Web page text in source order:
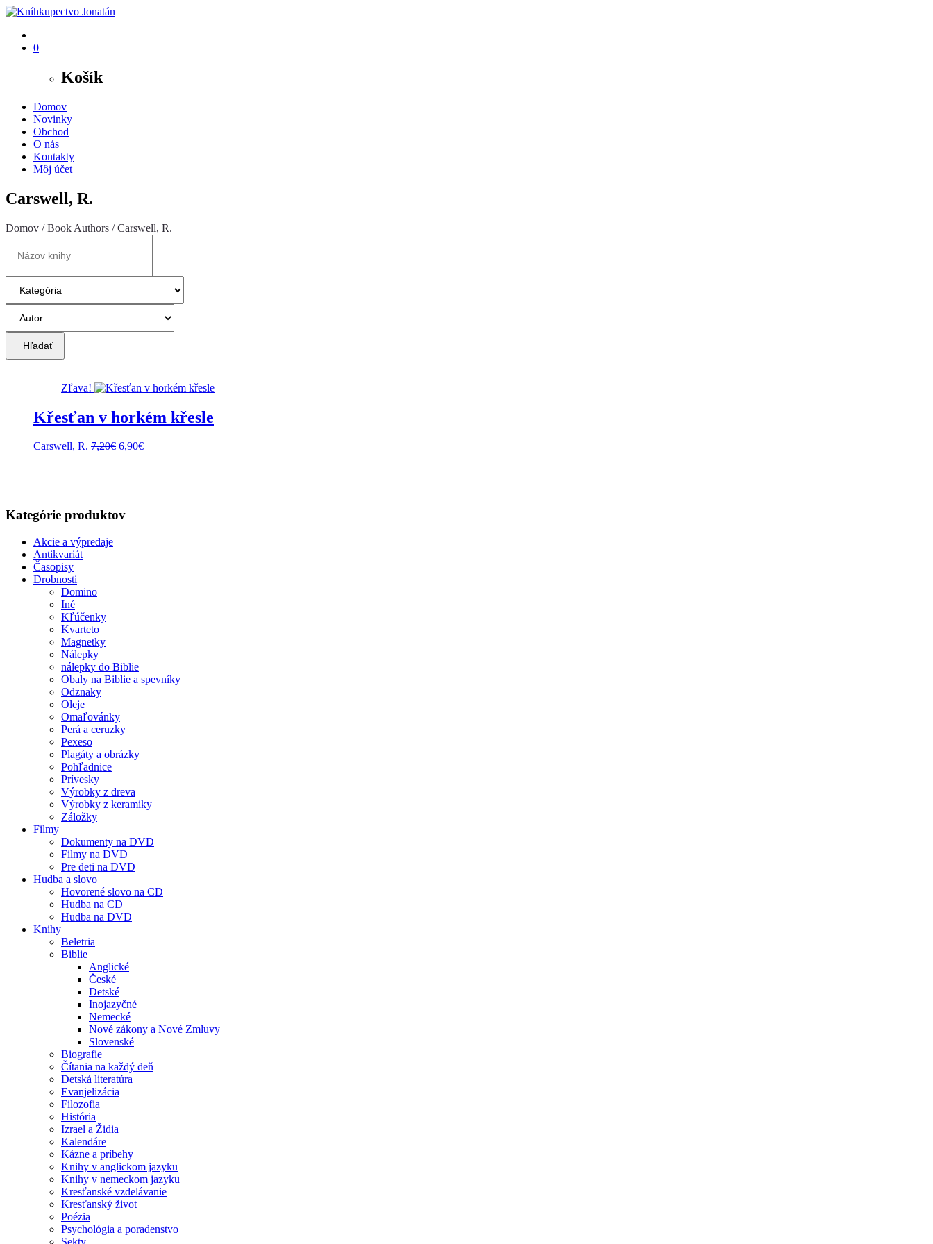
0
Košík
Domov
Novinky
Obchod
O nás
Kontakty
Môj účet
Carswell, R.
Domov / Book Authors / Carswell, R.
Hľadať
Zľava!
Křesťan v horkém křesle
Carswell, R. 7,20€ Pôvodná
6,90€Aktuálna
Kategórie produktov
Akcie a výpredaje
Antikvariát
Časopisy
Drobnosti
Domino
Iné
Kľúčenky
Kvarteto
Magnetky
Nálepky
nálepky do Biblie
Obaly na Biblie a spevníky
Odznaky
Oleje
Omaľovánky
Perá a ceruzky
Pexeso
Plagáty a obrázky
Pohľadnice
Prívesky
Výrobky z dreva
Výrobky z keramiky
Záložky
Filmy
Dokumenty na DVD
Filmy na DVD
Pre deti na DVD
Hudba a slovo
Hovorené slovo na CD
Hudba na CD
Hudba na DVD
Knihy
Beletria
Biblie
Anglické
České
Detské
Inojazyčné
Nemecké
Nové zákony a Nové Zmluvy
Slovenské
Biografie
Čítania na každý deň
Detská literatúra
Evanjelizácia
Filozofia
História
Izrael a Židia
Kalendáre
Kázne a príbehy
Knihy v anglickom jazyku
Knihy v nemeckom jazyku
Kresťanské vzdelávanie
Kresťanský život
Poézia
Psychológia a poradenstvo
Sekty